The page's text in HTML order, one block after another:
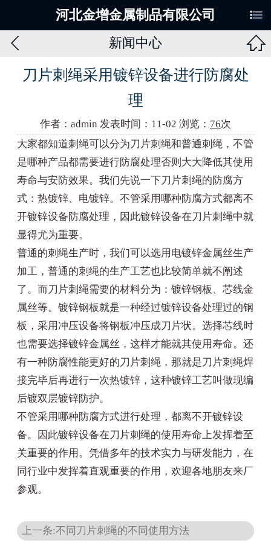
河北金增金属制品有限公司 
 新闻中心 
刀片刺绳采用镀锌设备进行防腐处
理
作者：admin 发表时间：11-02 浏览： 76次
大家都知道刺绳可以分为刀片刺绳和普通刺绳，不管
是哪种产品都需要进行防腐处理否则大大降低其使用
寿命与安防效果。我们先说一下刀片刺绳的防腐方
式：热镀锌、电镀锌。不管采用哪种防腐方式都离不
开镀锌设备防腐处理，因此镀锌设备在刀片刺绳中就
显得尤为重要。
普通的刺绳生产时，我们可以选用电镀锌金属丝生产
加工，普通的刺绳的生产工艺也比较简单就不阐述
了。而刀片刺绳需要的材料分为：镀锌钢板、芯线金
属丝等。镀锌钢板就是一种经过镀锌设备处理过的钢
板，采用冲压设备将钢板冲压成刀片状。选择芯线时
也需要选择镀锌金属丝，这样才能就其使用寿命。还
有一种防腐性能更好的刀片刺绳，那就是刀片刺绳焊
接完毕后再进行一次热镀锌，这种镀锌工艺叫做现编
后镀双层镀锌防护。
不管采用哪种防腐方式进行处理，都离不开镀锌设
备。因此镀锌设备在刀片刺绳的使用寿命上发挥着至
关重要的作用。凭借多年的技术实力与研发能力，在
同行业中发挥着直观重要的作用，欢迎各地朋友来厂
参观。
上一条:不同刀片刺绳的不同使用方法